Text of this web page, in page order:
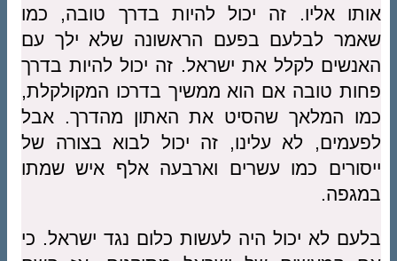
אותו אליו. זה יכול להיות בדרך טובה, כמו
שאמר לבלעם בפעם הראשונה שלא ילך עם
האנשים לקלל את ישראל. זה יכול להיות בדרך
פחות טובה אם הוא ממשיך בדרכו המקולקלת,
כמו המלאך שהסיט את האתון מהדרך. אבל
לפעמים, לא עלינו, זה יכול לבוא בצורה של
ייסורים כמו עשרים וארבעה אלף איש שמתו
במגפה.
בלעם לא יכול היה לעשות כלום נגד ישראל. כי